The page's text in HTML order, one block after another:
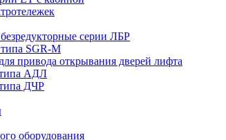
серии ЛБР
SGR-M
привода открывания дверей лифта
типа АДЛ
ДЧР
оборудования